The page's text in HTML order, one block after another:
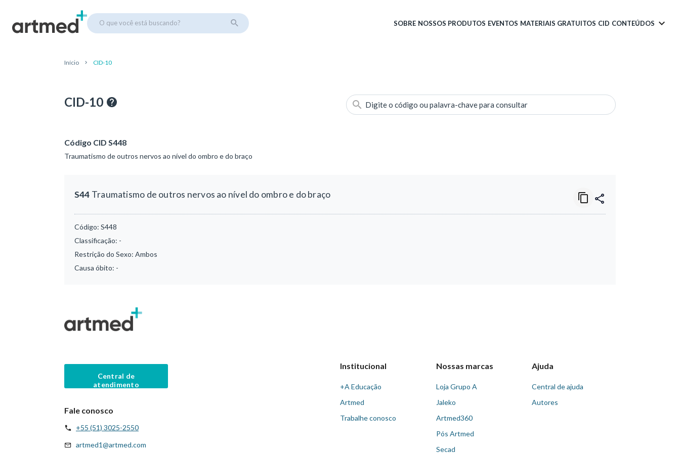
O que você está buscando? SOBRE NOSSOS PRODUTOS EVENTOS MATERIAIS GRATUITOS CID CONTEÚDOS
Início CID-10
CID-10 Digite o código ou palavra-chave para consultar
Código CID S448
Traumatismo de outros nervos ao nível do ombro e do braço
S44 Traumatismo de outros nervos ao nível do ombro e do braço
Código: S448
Classificação: -
Restrição do Sexo: Ambos
Causa óbito: -
Central de
atendimento
Fale conosco
+55 (51) 3025-2550
artmed1@artmed.com
Institucional
+A Educação
Artmed
Trabalhe conosco
Nossas marcas
Loja Grupo A
Jaleko
Artmed360
Pós Artmed
Secad
Ajuda
Central de ajuda
Autores